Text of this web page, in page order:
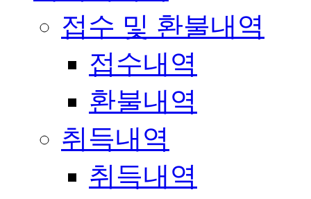
접수 및 환불내역
접수내역
환불내역
취득내역
취득내역